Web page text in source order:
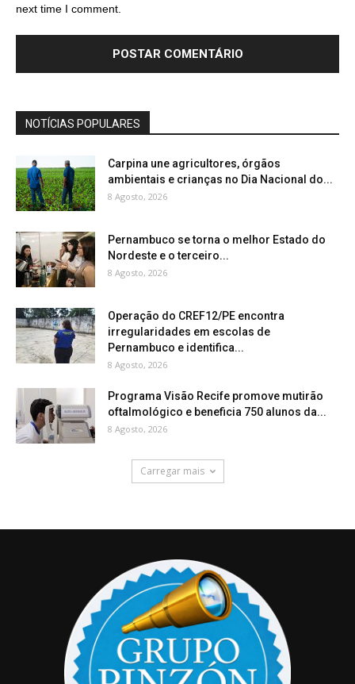
next time I comment.
NOTÍCIAS POPULARES
Carpina une agricultores, órgãos
ambientais e crianças no Dia Nacional do...
8 Agosto, 2026
Pernambuco se torna o melhor Estado do
Nordeste e o terceiro...
8 Agosto, 2026
Operação do CREF12/PE encontra
irregularidades em escolas de
Pernambuco e identifica...
8 Agosto, 2026
Programa Visão Recife promove mutirão
oftalmológico e beneficia 750 alunos da...
8 Agosto, 2026
Carregar mais